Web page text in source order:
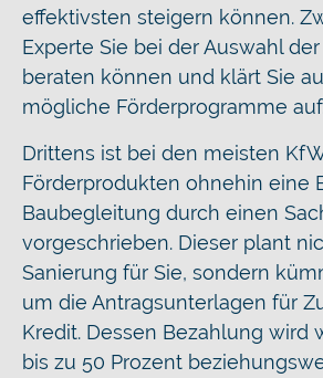
effektivsten steigern können.
Experte Sie bei der Auswahl
beraten können und klärt Sie
mögliche Förderprogramme
Drittens ist bei den meisten
Förderprodukten ohnehin eine
Baubegleitung durch einen
vorgeschrieben. Dieser plant
Sanierung für Sie, sondern
um die Antragsunterlagen für
Kredit. Dessen Bezahlung wird
bis zu 50 Prozent